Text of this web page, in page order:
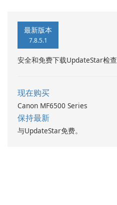
最新版本
7.8.5.1
安全和免费下载UpdateStar检查
现在购买
Canon MF6500 Series
保持最新
与UpdateStar免费。